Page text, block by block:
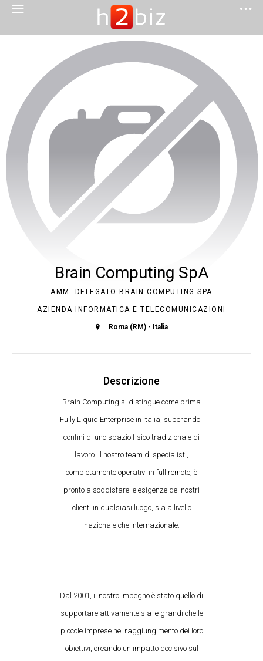
Brain Computing SpA
AMM. DELEGATO BRAIN COMPUTING SPA
AZIENDA INFORMATICA E TELECOMUNICAZIONI
Roma (RM) - Italia
Descrizione
Brain Computing si distingue come prima
Fully Liquid Enterprise in Italia, superando i
confini di uno spazio fisico tradizionale di
lavoro. Il nostro team di specialisti,
completamente operativi in full remote, è
pronto a soddisfare le esigenze dei nostri
clienti in qualsiasi luogo, sia a livello
nazionale che internazionale.
Dal 2001, il nostro impegno è stato quello di
supportare attivamente sia le grandi che le
piccole imprese nel raggiungimento dei loro
obiettivi, creando un impatto decisivo sul